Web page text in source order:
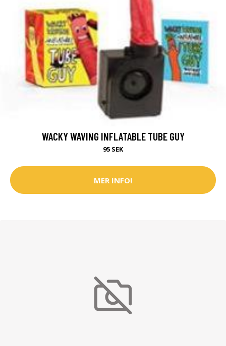
WACKY WAVING INFLATABLE TUBE GUY
95 SEK
MER INFO!